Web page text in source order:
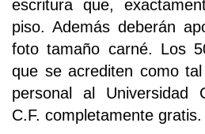
escritura que,
piso. Además deberán
foto tamaño carné. Los
que se acrediten como
personal al Universidad
C.F. completamente gratis.